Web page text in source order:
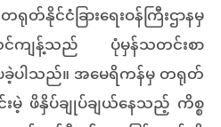
ငံခြားရေးဝန်ကြီးဌာနမှ
ကျန့်သည် ပုံမှန်သတင်းစာ
ပခဲ့ပါသည်။ အမေရိကန်မှ တရုတ်
းမဲ့ ဖိနှိပ်ချုပ်ချယ်နေသည့် ကိစ္စ